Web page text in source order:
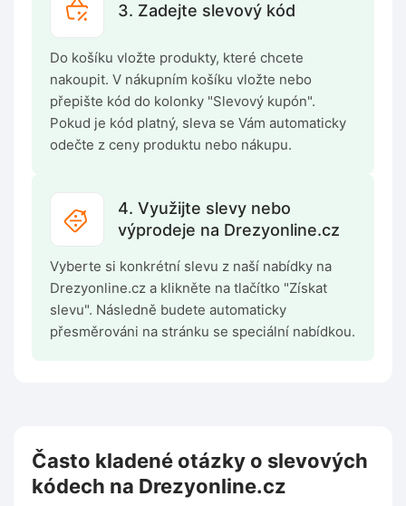
3. Zadejte slevový kód
Do košíku vložte produkty, které chcete
nakoupit. V nákupním košíku vložte nebo
přepište kód do kolonky "Slevový kupón".
Pokud je kód platný, sleva se Vám automaticky
odečte z ceny produktu nebo nákupu.
4. Využijte slevy nebo
výprodeje na Drezyonline.cz
Vyberte si konkrétní slevu z naší nabídky na
Drezyonline.cz a klikněte na tlačítko "Získat
slevu". Následně budete automaticky
přesměrováni na stránku se speciální nabídkou.
Často kladené otázky o slevových
kódech na Drezyonline.cz